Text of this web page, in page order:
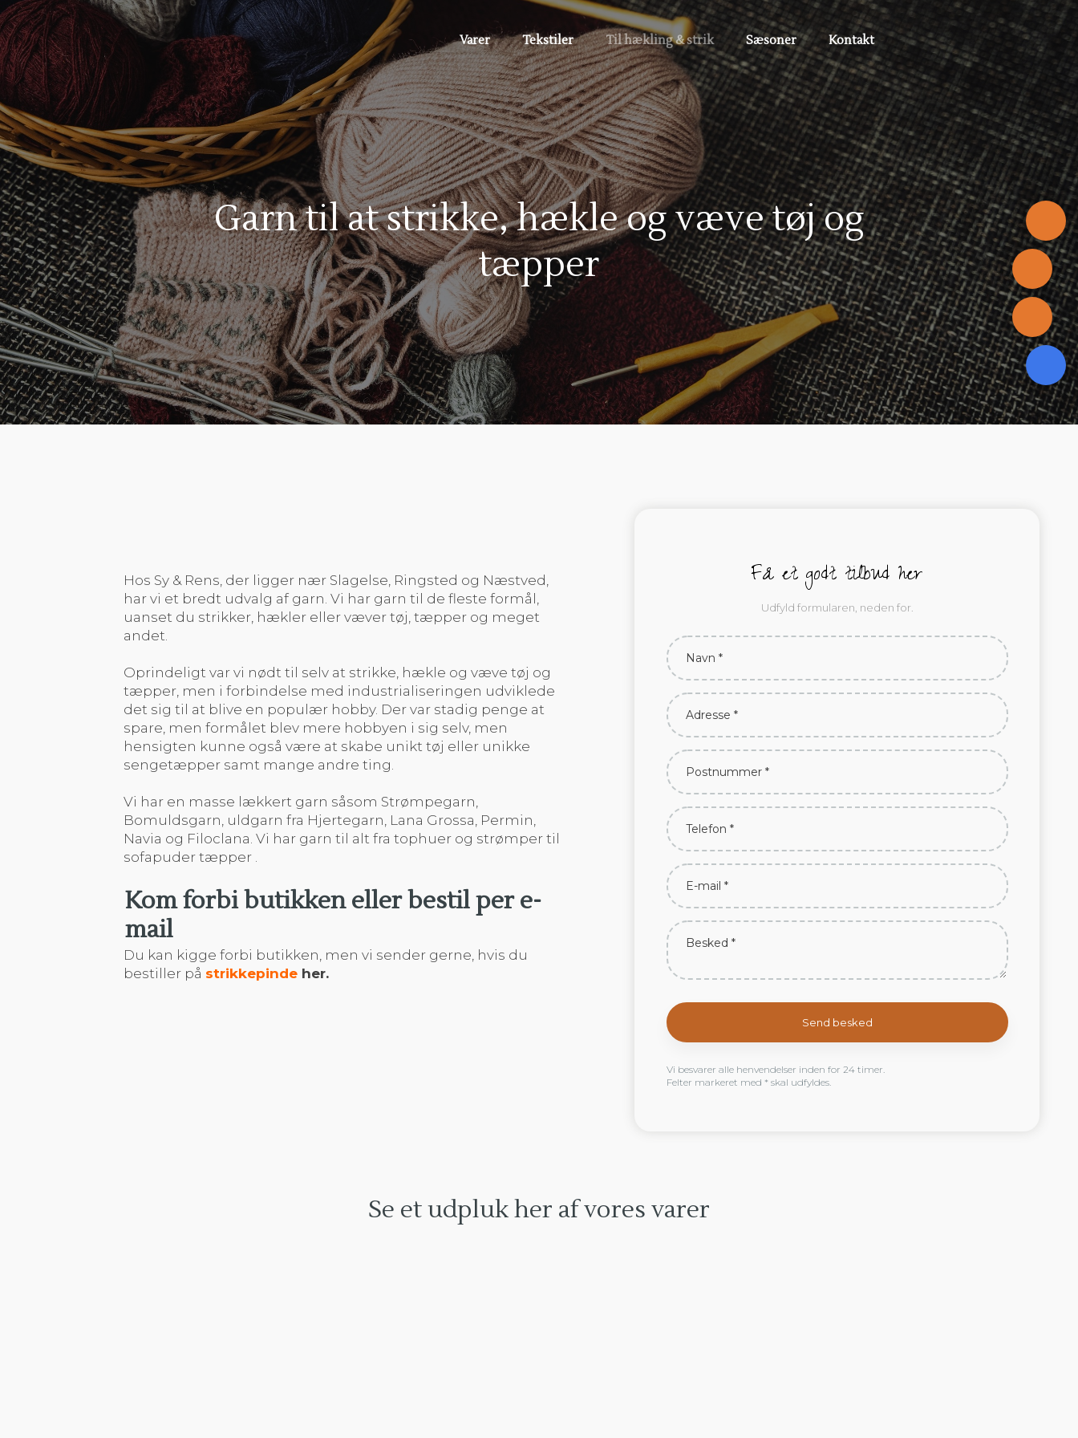
Varer Tekstiler Til hækling & strik Sæsoner Kontakt
Garn til at strikke, hækle og væve tøj og
tæpper
Hos Sy & Rens, der ligger nær Slagelse, Ringsted og Næstved,
har vi et bredt udvalg af garn. Vi har garn til de fleste formål,
uanset du strikker, hækler eller væver tøj, tæpper og meget
andet.
​Oprindeligt var vi nødt til selv at strikke, hækle og væve tøj og
tæpper, men i forbindelse med industrialiseringen udviklede
det sig til at blive en populær hobby. Der var stadig penge at
spare, men formålet blev mere hobbyen i sig selv, men
hensigten kunne også være at skabe unikt tøj eller unikke
sengetæpper samt mange andre ting.
Vi har en masse lækkert garn såsom Strømpegarn,
Bomuldsgarn, uldgarn fra Hjertegarn, Lana Grossa, Permin,
Navia og Filoclana. Vi har garn til alt fra tophuer og strømper til
sofapuder tæpper .
Kom forbi butikken eller bestil per e-
mail
​Du kan kigge forbi butikken, men vi sender gerne, hvis du
bestiller på strikkepindeher.
Få et godt tilbud her
Udfyld formularen, neden for.
Vi besvarer alle henvendelser inden for 24 timer.
Felter markeret med * skal udfyldes.​
Se et udpluk her af vores varer​